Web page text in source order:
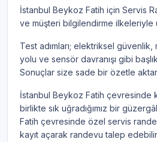
İstanbul Beykoz Fatih için Servis
ve müşteri bilgilendirme ilkeleriyle
Test adımları; elektriksel
yolu ve sensör davranışı gibi
Sonuçlar size sade bir özetle
İstanbul Beykoz Fatih çevresinde
birlikte sık uğradığımız bir
Fatih çevresinde özel servis
kayıt açarak randevu talep